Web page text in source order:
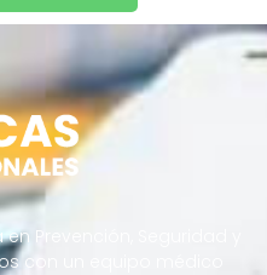
Prevención, Seguridad y
con un equipo médico